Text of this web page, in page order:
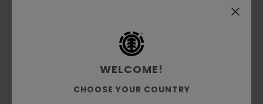
Recensioni dei clienti
WELCOME!
CHOOSE YOUR COUNTRY